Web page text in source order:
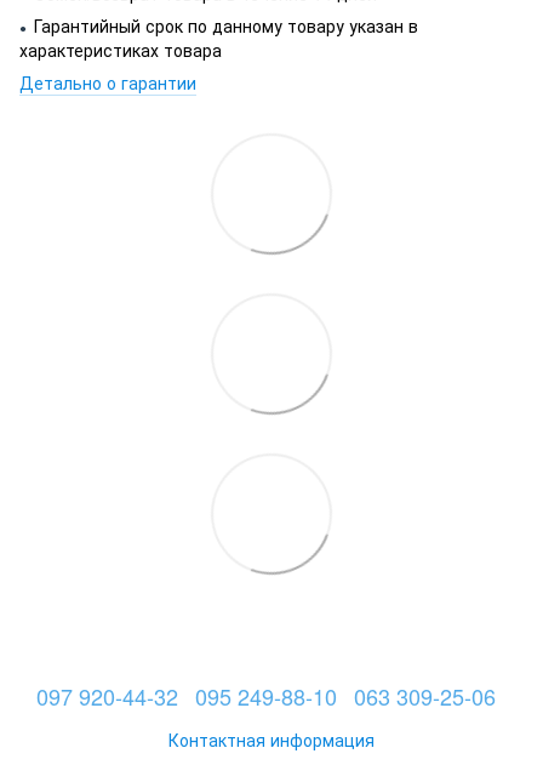
● Гарантийный срок по данному товару указан в
характеристиках товара
Детально о гарантии
097 920-44-32 095 249-88-10 063 309-25-06
Контактная информация